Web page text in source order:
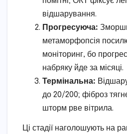
відшарування.
Прогресуюча:
метаморфопсія
моніторинг, бо
набряку йде за місяці.
Термінальна:
до 20/200; фіброз
шторм рве вітрила.
Ці стадії наголошують на